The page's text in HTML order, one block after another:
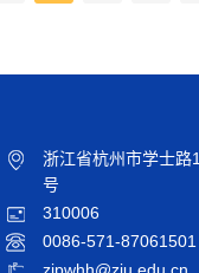
浙江省杭州市学士路1
号
310006
0086-571-87061501